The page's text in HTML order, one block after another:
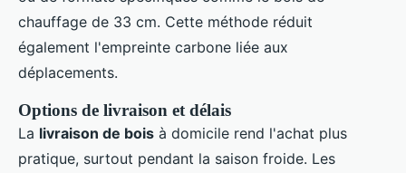
chauffage de 33 cm. Cette méthode réduit
également l'empreinte carbone liée aux
déplacements.
Options de livraison et délais
La livraison de bois à domicile rend l'achat plus
pratique, surtout pendant la saison froide. Les